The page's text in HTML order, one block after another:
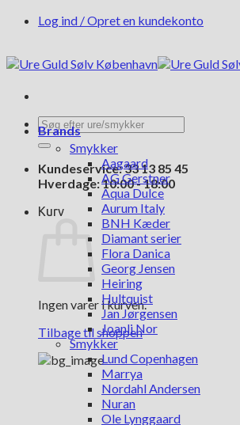
FortsætLog ind / Opret en kundekonto
Søg
efter:
Kundeservice: 33 13 85 45
Hverdage: 10:00 - 18:00
Kurv
Ingen varer i kurven.
Tilbage til shoppen
Brands
Smykker
Aagaard
AG Gerstner
Aqua Dulce
Aurum Italy
BNH Kæder
Diamant serier
Flora Danica
Georg Jensen
Heiring
Hultquist
Jan Jørgensen
Joanli Nor
Smykker
Lund Copenhagen
Marrya
Nordahl Andersen
Nuran
Ole Lynggaard